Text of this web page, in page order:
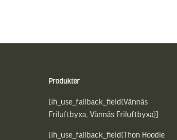
Produkter
[ih_use_fallback_field(Vännäs
Friluftbyxa, Vännäs Friluftbyxa)]
[ih_use_fallback_field(Thon Hoodie